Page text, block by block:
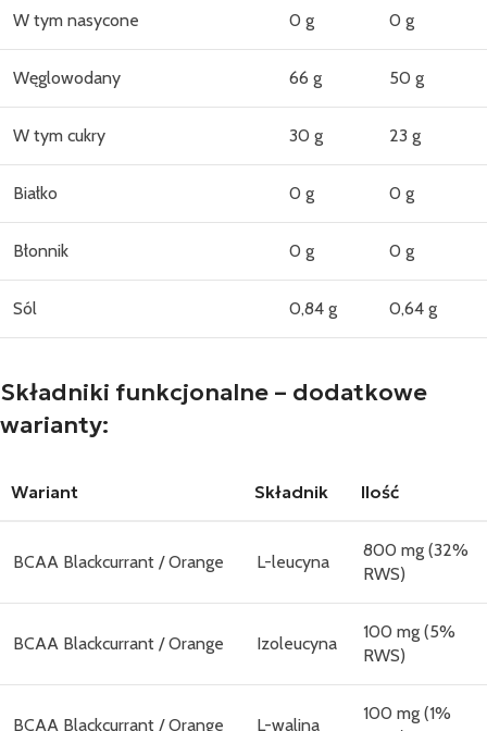
W tym nasycone 0 g 0 g
Węglowodany 66 g 50 g
W tym cukry 30 g 23 g
Białko 0 g 0 g
Błonnik 0 g 0 g
Sól 0,84 g 0,64 g
Składniki funkcjonalne – dodatkowe
warianty:
Wariant Składnik Ilość
BCAA Blackcurrant / Orange L-leucyna
800 mg (32%
RWS)
BCAA Blackcurrant / Orange Izoleucyna
100 mg (5%
RWS)
BCAA Blackcurrant / Orange L-walina
100 mg (1%